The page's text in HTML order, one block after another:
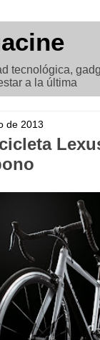
tecnológica,
a la última
de 2013